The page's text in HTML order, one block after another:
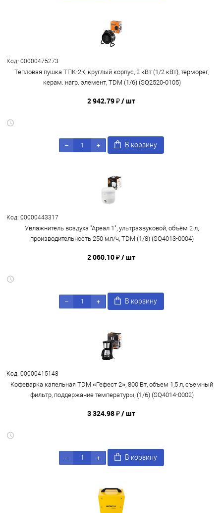
Код: 00000475273
Тепловая пушка ТПК-2К, круглый корпус, 2 кВт (1/2 кВт), терморег,
керам. нагр. элемент, TDM (1/6) (SQ2520-0105)
2 942.79 ₽/ шт
В корзину
Код: 00000443317
Увлажнитель воздуха "Ареал 1", ультразвуковой, объём 2 л,
производительность 250 мл/ч, TDM (1/8) (SQ4013-0004)
2 060.10 ₽/ шт
В корзину
Код: 00000415148
Кофеварка капельная TDM «Гефест 2», 800 Вт, объем 1,5 л, съемный
фильтр, поддержание температуры, (1/6) (SQ4014-0002)
3 324.98 ₽/ шт
В корзину